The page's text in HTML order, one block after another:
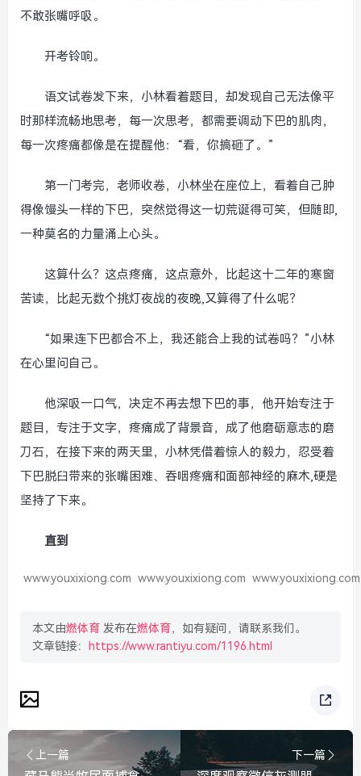
不敢张嘴呼吸。
开考铃响。
语文试卷发下来，小林看着题目，却发现自己无法像平
时那样流畅地思考，每一次思考，都需要调动下巴的肌肉，
每一次疼痛都像是在提醒他：“看，你搞砸了。”
第一门考完，老师收卷，小林坐在座位上，看着自己肿
得像馒头一样的下巴，突然觉得这一切荒诞得可笑，但随即,
一种莫名的力量涌上心头。
这算什么？这点疼痛，这点意外，比起这十二年的寒窗
苦读，比起无数个挑灯夜战的夜晚,又算得了什么呢？
“如果连下巴都合不上，我还能合上我的试卷吗？”小林
在心里问自己。
他深吸一口气，决定不再去想下巴的事，他开始专注于
题目，专注于文字，疼痛成了背景音，成了他磨砺意志的磨
刀石，在接下来的两天里，小林凭借着惊人的毅力，忍受着
下巴脱臼带来的张嘴困难、吞咽疼痛和面部神经的麻木,硬是
坚持了下来。
直到
www.youxixiong.com www.youxixiong.com www.youxixiong.com
本文由燃体育 发布在燃体育，如有疑问，请联系我们。
文章链接：
https://www.rantiyu.com/1196.html
上一篇 下一篇